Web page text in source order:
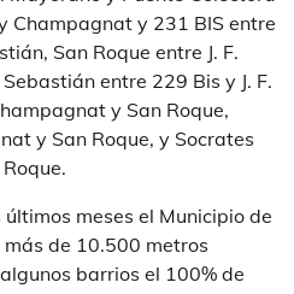
Champagnat y 231 BIS entre
San Roque entre J. F.
entre 229 Bis y J. F.
y San Roque,
y San Roque, y Socrates
meses el Municipio de
de 10.500 metros
barrios el 100% de